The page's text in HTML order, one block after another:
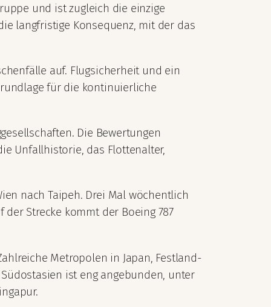
und ist zugleich die einzige
langfristige Konsequenz, mit der das
auf. Flugsicherheit und ein
für die kontinuierliche
Die Bewertungen
Unfallhistorie, das Flottenalter,
nach Taipeh. Drei Mal wöchentlich
Strecke kommt der Boeing 787
Metropolen in Japan, Festland-
ist eng angebunden, unter